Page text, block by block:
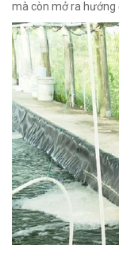
mà còn mở ra hướng